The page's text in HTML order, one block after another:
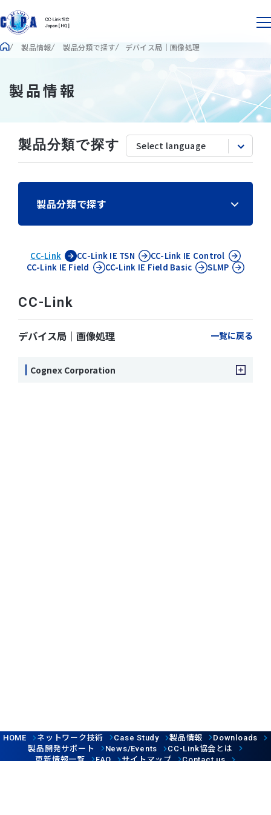
製品情報 製品分類で探す デバイス局｜画像処理
製品情報
製品分類で探す
製品分類で探す
CC-Link CC-Link IE TSN CC-Link IE Control
CC-Link IE Field CC-Link IE Field Basic SLMP
CC-Link
デバイス局｜画像処理 一覧に戻る
Cognex Corporation
HOME ネットワーク技術 Case Study 製品情報 Downloads
製品開発サポート News/Events CC-Link協会とは
更新情報一覧
FAQ サイトマップ Contact us